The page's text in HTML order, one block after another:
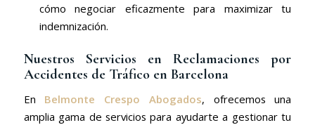
cómo negociar eficazmente para maximizar tu
indemnización.
Nuestros Servicios en Reclamaciones por
Accidentes de Tráfico en Barcelona
En Belmonte Crespo Abogados, ofrecemos una
amplia gama de servicios para ayudarte a gestionar tu